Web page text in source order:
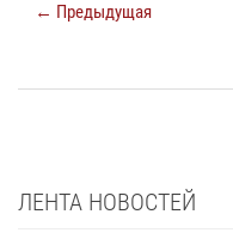
← Предыдущая
ЛЕНТА НОВОСТЕЙ